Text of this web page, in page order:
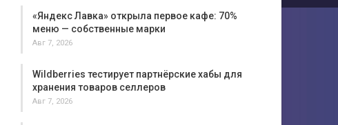
«Яндекс Лавка» открыла первое кафе: 70%
меню — собственные марки
Авг 7, 2026
Wildberries тестирует партнёрские хабы для
хранения товаров селлеров
Авг 7, 2026